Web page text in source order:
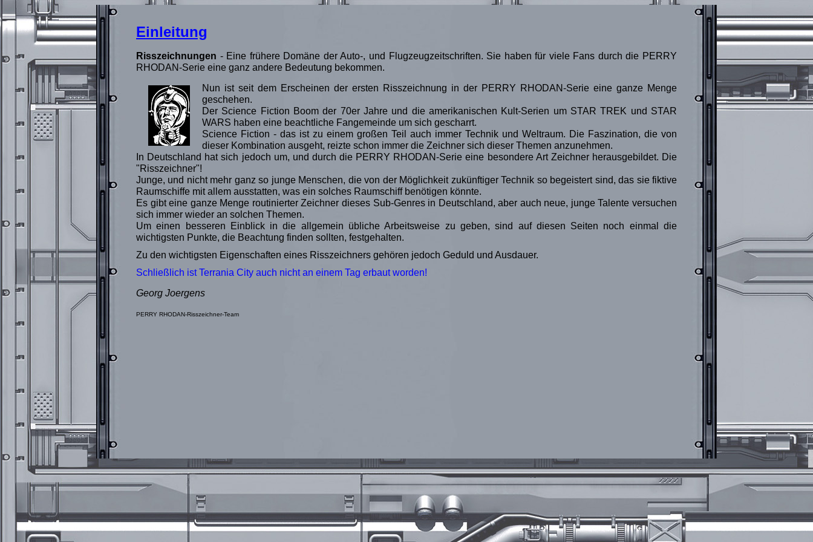
Einleitung
Risszeichnungen - Eine frühere Domäne der Auto-, und Flugzeugzeitschriften. Sie haben für viele Fans durch die PERRY
RHODAN-Serie eine ganz andere Bedeutung bekommen.
Nun ist seit dem Erscheinen der ersten Risszeichnung in der PERRY RHODAN-Serie eine ganze Menge
geschehen.
Der Science Fiction Boom der 70er Jahre und die amerikanischen Kult-Serien um STAR TREK und STAR
WARS haben eine beachtliche Fangemeinde um sich gescharrt.
Science Fiction - das ist zu einem großen Teil auch immer Technik und Weltraum. Die Faszination, die von
dieser Kombination ausgeht, reizte schon immer die Zeichner sich dieser Themen anzunehmen.
In Deutschland hat sich jedoch um, und durch die PERRY RHODAN-Serie eine besondere Art Zeichner herausgebildet. Die
"Risszeichner"!
Junge, und nicht mehr ganz so junge Menschen, die von der Möglichkeit zukünftiger Technik so begeistert sind, das sie fiktive
Raumschiffe mit allem ausstatten, was ein solches Raumschiff benötigen könnte.
Es gibt eine ganze Menge routinierter Zeichner dieses Sub-Genres in Deutschland, aber auch neue, junge Talente versuchen
sich immer wieder an solchen Themen.
Um einen besseren Einblick in die allgemein übliche Arbeitsweise zu geben, sind auf diesen Seiten noch einmal die
wichtigsten Punkte, die Beachtung finden sollten, festgehalten.
Zu den wichtigsten Eigenschaften eines Risszeichners gehören jedoch Geduld und Ausdauer.
Schließlich ist Terrania City auch nicht an einem Tag erbaut worden!
Georg Joergens
PERRY RHODAN-Risszeichner-Team